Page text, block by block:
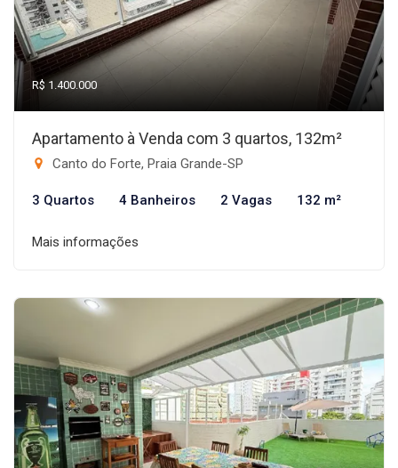
R$ 1.400.000
Apartamento à Venda com 3 quartos, 132m²
Canto do Forte, Praia Grande-SP
3 Quartos 4 Banheiros 2 Vagas 132 m²
Mais informações